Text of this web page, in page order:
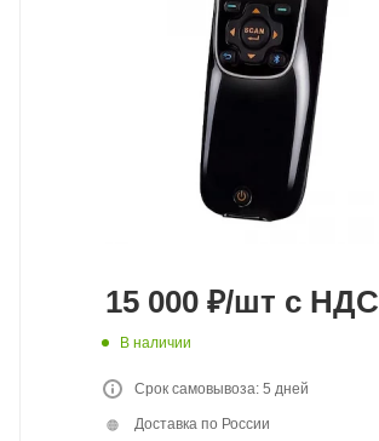
15 000 ₽/шт с НДС
В наличии
Срок самовывоза: 5 дней
Доставка по России